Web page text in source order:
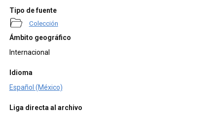
Tipo de fuente
Colección
Ámbito geográfico
Internacional
Idioma
Español (México)
Liga directa al archivo